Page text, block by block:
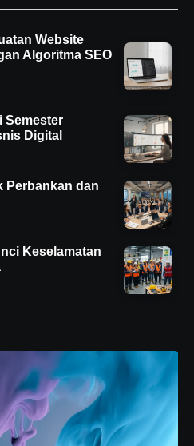
Website
Algoritma SEO
Semester
Digital
Perbankan dan
Keselamatan